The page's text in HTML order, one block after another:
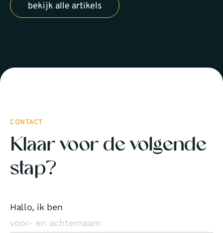
bekijk alle artikels
CONTACT
Klaar voor de volgende
stap?
Hallo, ik ben